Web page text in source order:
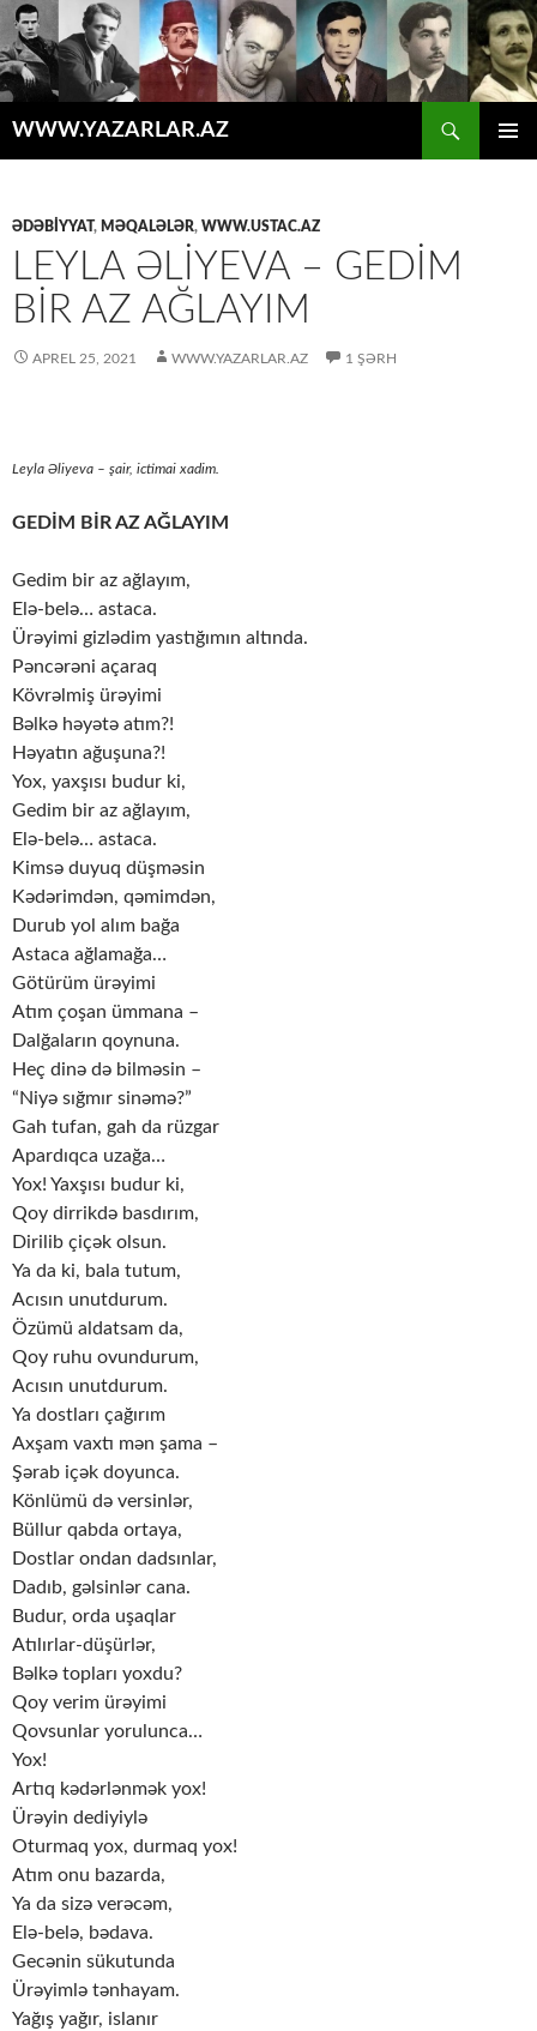
WWW.YAZARLAR.AZ
ƏDƏBİYYAT , MƏQALƏLƏR, WWW.USTAC.AZ
LEYLA ƏLİYEVA – GEDİM
BİR AZ AĞLAYIM
APREL 25, 2021 WWW.YAZARLAR.AZ 1 ŞƏRH
Leyla Əliyeva – şair, ictimai xadim.
GEDİM BİR AZ AĞLAYIM
Gedim bir az ağlayım,
Elə-belə… astaca.
Ürəyimi gizlədim yastığımın altında.
Pəncərəni açaraq
Kövrəlmiş ürəyimi
Bəlkə həyətə atım?!
Həyatın ağuşuna?!
Yox, yaxşısı budur ki,
Gedim bir az ağlayım,
Elə-belə… astaca.
Kimsə duyuq düşməsin
Kədərimdən, qəmimdən,
Durub yol alım bağa
Astaca ağlamağa…
Götürüm ürəyimi
Atım çoşan ümmana –
Dalğaların qoynuna.
Heç dinə də bilməsin –
“Niyə sığmır sinəmə?”
Gah tufan, gah da rüzgar
Apardıqca uzağa…
Yox! Yaxşısı budur ki,
Qoy dirrikdə basdırım,
Dirilib çiçək olsun.
Ya da ki, bala tutum,
Acısın unutdurum.
Özümü aldatsam da,
Qoy ruhu ovundurum,
Acısın unutdurum.
Ya dostları çağırım
Axşam vaxtı mən şama –
Şərab içək doyunca.
Könlümü də versinlər,
Büllur qabda ortaya,
Dostlar ondan dadsınlar,
Dadıb, gəlsinlər cana.
Budur, orda uşaqlar
Atılırlar-düşürlər,
Bəlkə topları yoxdu?
Qoy verim ürəyimi
Qovsunlar yorulunca…
Yox!
Artıq kədərlənmək yox!
Ürəyin dediyiylə
Oturmaq yox, durmaq yox!
Atım onu bazarda,
Ya da sizə verəcəm,
Elə-belə, bədava.
Gecənin sükutunda
Ürəyimlə tənhayam.
Yağış yağır, islanır